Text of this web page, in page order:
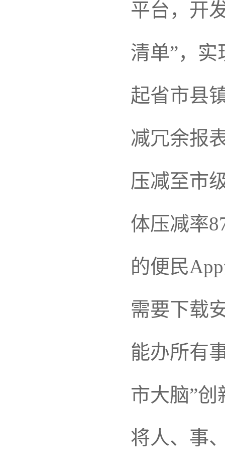
平台，开
清单”，实
起省市县
减冗余报
压减至市
体压减率
的便民
需要下载
能办所有
市大脑”
将人、事